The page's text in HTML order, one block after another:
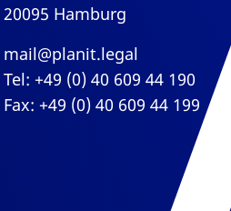
20095 Hamburg
mail@planit.legal
Tel: +49 (0) 40 609 44 190
Fax: +49 (0) 40 609 44 199